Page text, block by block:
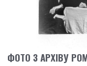
ФОТО З АРХІВУ